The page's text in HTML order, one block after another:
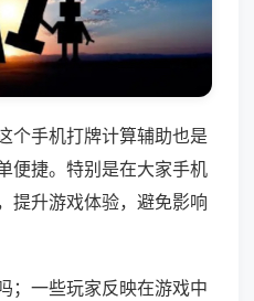
个手机打牌计算辅助也是
便捷。特别是在大家手机
提升游戏体验，避免影响
；一些玩家反映在游戏中